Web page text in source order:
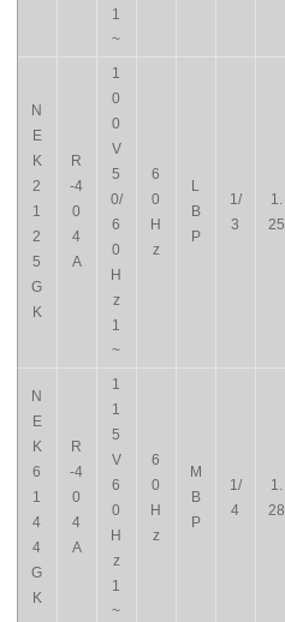
1
~
N
E
K
2
1
2
5
G
K
R
-4
0
4
A
1
0
0
V
5
0/
6
0
H
z
1
~
6
0
H
z
L
B
P
1/
3
1.
25
N
E
K
6
1
4
4
G
K
R
-4
0
4
A
1
1
5
V
6
0
H
z
1
~
6
0
H
z
M
B
P
1/
4
1.
28